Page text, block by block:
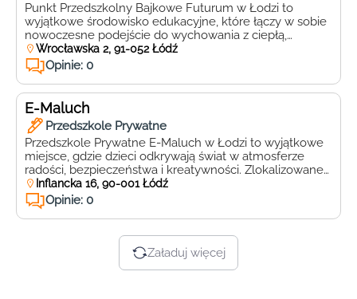
Punkt Przedszkolny Bajkowe Futurum w Łodzi to
wyjątkowe środowisko edukacyjne, które łączy w sobie
nowoczesne podejście do wychowania z ciepłą,
domową atmosferą. Zlokalizowany przy ulicy
Wrocławskiej 2, 91-052, Bajkowe Futurum jest
miejscem, gdzie każde dziecko może rozwijać swoje
talenty, zainteresowania i umiejętności w bezpiecznym i
inspirującym otoczeniu. Bajkowe Futurum oferuje
bogaty program zajęć dodatkowych, który […]
Wrocławska 2, 91-052 Łódź
Opinie: 0
E-Maluch
Przedszkole Prywatne
Przedszkole Prywatne E-Maluch w Łodzi to wyjątkowe
miejsce, gdzie dzieci odkrywają świat w atmosferze
radości, bezpieczeństwa i kreatywności. Zlokalizowane
przy ulicy Inflanckiej 16, 91-857, Łódź, przedszkole
oferuje nowoczesne i przyjazne środowisko, które
wspiera rozwój każdego malucha. W E-Maluch
dziecka. Dzięki wykwalifikowanej kadrze pedagogicznej,
która składa się z nauczycieli z […]
Inflancka 16, 90-001 Łódź
Opinie: 0
Załaduj więcej